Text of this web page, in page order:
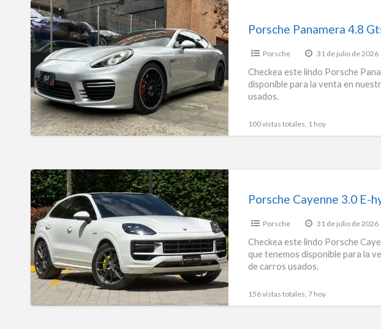
Porsche
Panamera
4.8
Gts
Porsche Panamera 4.8
Porsche 31 de julio de 2026
Checkea este lindo Porsche
disponible para la venta en
usados.
100 vistas totales, 1 hoy
Porsche
Cayenne
3.0
E-
hybrid
Hibrida
2024
Porsche 31 de julio de 2026
Checkea este lindo Porsche
que tenemos disponible para la
de carros usados.
156 vistas totales, 7 hoy